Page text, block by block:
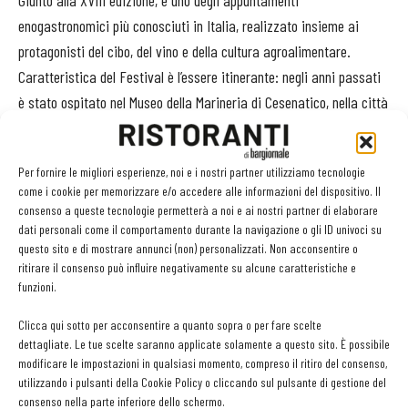
Per fornire le migliori esperienze, noi e i nostri partner utilizziamo tecnologie
come i cookie per memorizzare e/o accedere alle informazioni del dispositivo. Il
consenso a queste tecnologie permetterà a noi e ai nostri partner di elaborare
dati personali come il comportamento durante la navigazione o gli ID univoci su
questo sito e di mostrare annunci (non) personalizzati. Non acconsentire o
ritirare il consenso può influire negativamente su alcune caratteristiche e
funzioni.
Clicca qui sotto per acconsentire a quanto sopra o per fare scelte
dettagliate. Le tue scelte saranno applicate solamente a questo sito. È possibile
modificare le impostazioni in qualsiasi momento, compreso il ritiro del consenso,
utilizzando i pulsanti della Cookie Policy o cliccando sul pulsante di gestione del
consenso nella parte inferiore dello schermo.
enogastronomici più conosciuti in Italia, realizzato insieme ai
protagonisti del cibo, del vino e della cultura agroalimentare.
Caratteristica del Festival è l’essere itinerante: negli anni passati
è stato ospitato nel Museo della Marineria di Cesenatico, nella città
del Tartufo Bianco Pregiato di Pergola, all’Isola d’Elba, a Londra, a
Piobbico, a San Benedetto del Tronto, a San Patrignano, a Rimini e
a Bologna, coinvolgendo il folto pubblico (fino a 80.000 pre-senze),
le televisioni, i giornalisti, i più importanti chef italiani e i buyers
esteri.
Nel 2018, per il secondo anno di fila, sarà ospitato a Pesaro, e si
trasformerà in Rossini Food Festival. Un omaggio ai 150 anni del
Pesaro, raccontato in maniera inedita attraverso percorsi
gourmet. Protagonisti gli chef dell’Accademia Nazionale Italcuochi,
coordinati da Gianfranco Vissani, le Mariette artusiane con lezioni